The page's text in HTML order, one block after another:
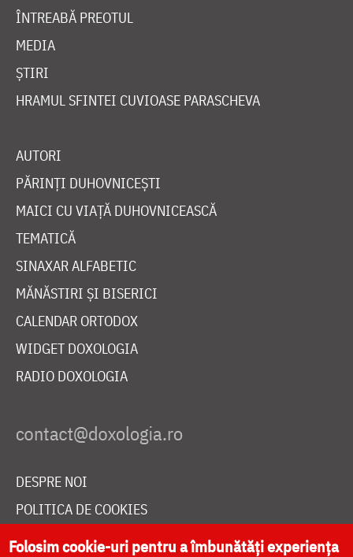
ÎNTREABĂ PREOTUL
MEDIA
ȘTIRI
HRAMUL SFINTEI CUVIOASE PARASCHEVA
AUTORI
PĂRINȚI DUHOVNICEȘTI
MAICI CU VIAȚĂ DUHOVNICEASCĂ
TEMATICĂ
SINAXAR ALFABETIC
MĂNĂSTIRI ȘI BISERICI
CALENDAR ORTODOX
WIDGET DOXOLOGIA
RADIO DOXOLOGIA
DESPRE NOI
POLITICA DE COOKIES
DONEAZĂ ONLINE PENTRU CATEDRALA NAȚIONALĂ
Folosim cookie-uri pentru a îmbunătăți experiența